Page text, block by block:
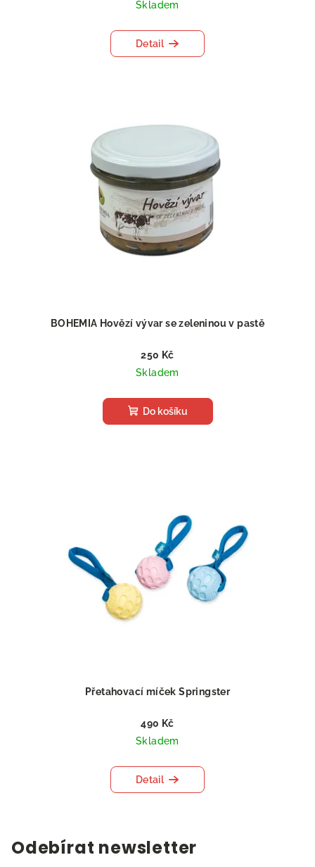
Skladem
Detail
BOHEMIA Hovězí vývar se zeleninou v pastě
250 Kč
Skladem
Do košíku
Přetahovací míček Springster
490 Kč
Skladem
Detail
Odebírat newsletter